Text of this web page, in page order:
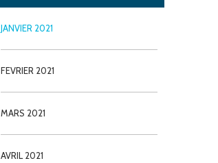
JANVIER 2021
FEVRIER 2021
MARS 2021
AVRIL 2021